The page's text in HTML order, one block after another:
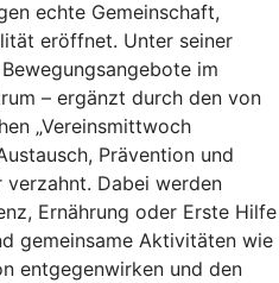
echte Gemeinschaft,
eröffnet. Unter seiner
im
– ergänzt durch den von
„Vereinsmittwoch
Prävention und
verzahnt. Dabei werden
Ernährung oder Erste Hilfe
gemeinsame Aktivitäten wie
entgegenwirken und den